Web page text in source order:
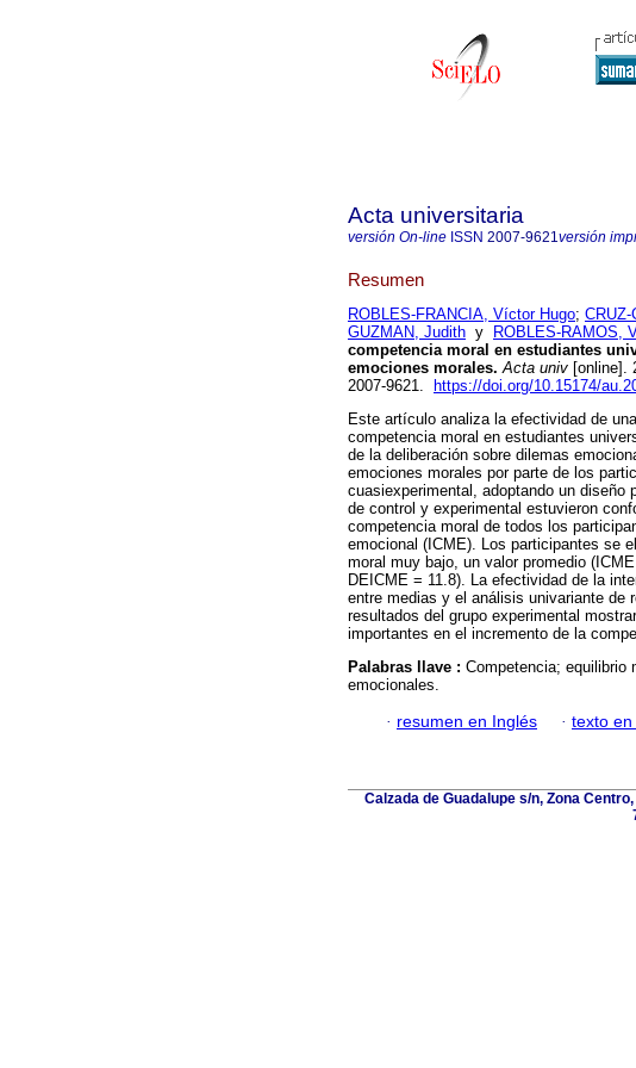
Acta universitaria
versión On-line ISSN 2007-9621versión
Resumen
ROBLES-FRANCIA, Víctor Hugo;
GUZMAN, Judith y ROBLES-RAMOS,
competencia moral en estudiantes
emociones morales. Acta univ [online].
2007-9621.
https://doi.org/10.15174/
Este artículo analiza la efectividad de
competencia moral en estudiantes
de la deliberación sobre dilemas
emociones morales por parte de los
cuasiexperimental, adoptando un diseño
de control y experimental estuvieron
competencia moral de todos los
emocional (ICME). Los participantes se
moral muy bajo, un valor promedio
DEICME = 11.8). La efectividad de la
entre medias y el análisis univariante de
resultados del grupo experimental
importantes en el incremento de la
Palabras llave : Competencia; equilibrio
emocionales.
· resumen en Inglés · texto en
Calzada de Guadalupe s/n, Zona